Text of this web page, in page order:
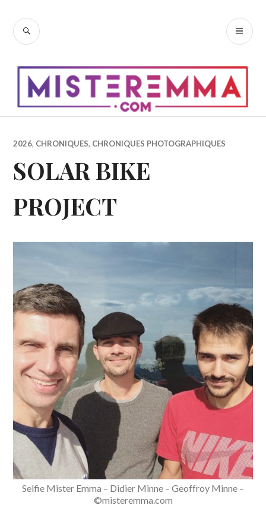
contenu
RECHERCHE
2026, CHRONIQUES, CHRONIQUES PHOTOGRAPHIQUES
SOLAR BIKE
PROJECT
Selfie Mister Emma – Didier Minne – Geoffroy Minne –
©misteremma.com